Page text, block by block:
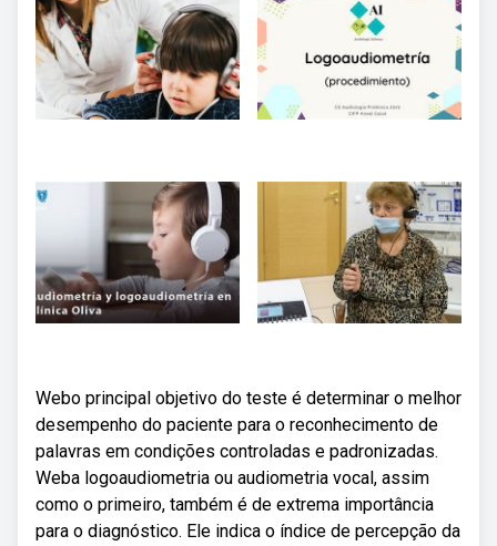
Webo principal objetivo do teste é determinar o melhor
desempenho do paciente para o reconhecimento de
palavras em condições controladas e padronizadas.
Weba logoaudiometria ou audiometria vocal, assim
como o primeiro, também é de extrema importância
para o diagnóstico. Ele indica o índice de percepção da